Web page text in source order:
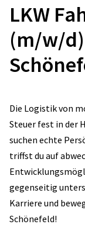
LKW
(m/w/
Die Logistik von
Steuer fest in der
suchen echte
triffst du auf
gegenseitig
Karriere und
Schönefeld!